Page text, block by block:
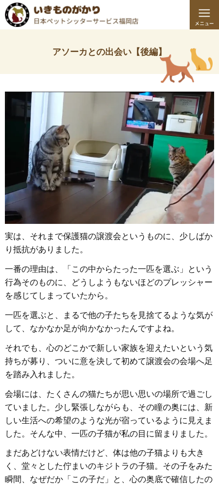
アソーカとの出会い【後編】
実は、それまで保護猫の譲渡会というものに、少しばか
り抵抗がありました。
一番の理由は、「この中からたった一匹を選ぶ」という
行為そのものに、どうしようもないほどのプレッシャー
を感じてしまっていたから。
一匹を選ぶと、まるで他の子たちを見捨てるような気が
して、なかなか足が向かなかったんですよね。
それでも、心のどこかで新しい家族を迎えたいという気
持ちが募り、ついに意を決して初めて譲渡会の会場へ足
を踏み入れました。
会場には、たくさんの猫たちが思い思いの場所で過ごし
ていました。少し緊張しながらも、その瞳の奥には、新
しい生活への希望のような光が宿っているように見えま
した。そんな中、一匹の子猫が私の目に留まりました。
まだあどけない表情だけど、体は他の子猫よりも大き
く、堂々とした佇まいのキジトラの子猫。その子をみた
瞬間、なぜだか「この子だ」と、心の奥底で確信したの